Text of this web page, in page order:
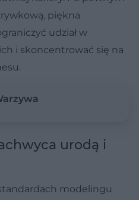
piękna
udział w
i skoncentrować się na
urodą i
modelingu